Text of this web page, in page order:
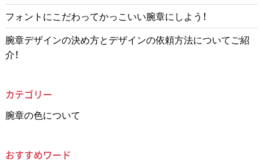
フォントにこだわってかっこいい腕章にしよう！
腕章デザインの決め方とデザインの依頼方法についてご紹
介！
カテゴリー
腕章の色について
おすすめワード